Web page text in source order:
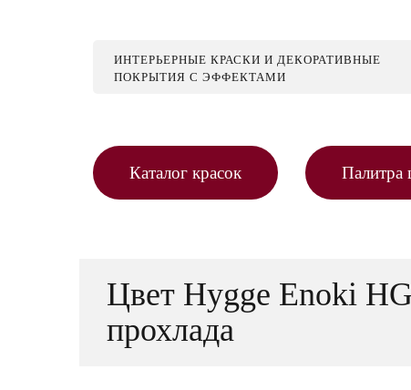
ИНТЕРЬЕРНЫЕ КРАСКИ И ДЕКОРАТИВНЫЕ
ПОКРЫТИЯ С ЭФФЕКТАМИ
Каталог красок Палитра
Цвет Hygge Enoki
прохлада